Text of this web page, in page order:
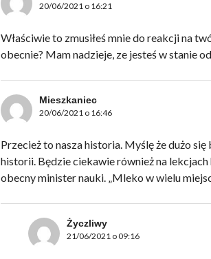
20/06/2021 o 16:21
Właściwie to zmusiłeś mnie do reakcji na
obecnie? Mam nadzieje, ze jesteś w stanie
Mieszkaniec
20/06/2021 o 16:46
Przecież to nasza historia. Myślę że dużo
historii. Będzie ciekawie również na
obecny minister nauki. „Mleko w wielu
Życzliwy
21/06/2021 o 09:16